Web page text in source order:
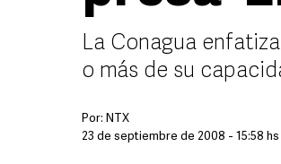
La Conagua
o más de su
Por: NTX
23 de septiembre de 2008 - 15:58 hs